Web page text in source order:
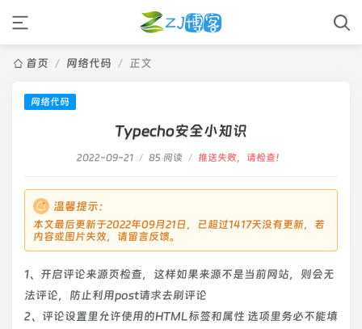
首页 / 网络代码 / 正文
网络代码
Typecho安全小知识
2022-09-21 / 85 阅读 / 推送失败，请检查！
温馨提示：
本文最后更新于2022年09月21日，已超过1417天没有更新，若
内容或图片失效，请留言反馈。
1、开启评论来源页检查，这样如果来源不是当前网站，则会无
法评论，防止利用post请求去刷评论
2、评论设置里允许使用的HTML标签和属性 选项里务必不能填